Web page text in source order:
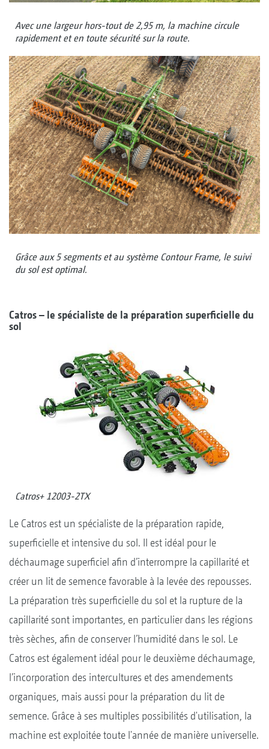
Avec une largeur hors-tout de 2,95 m, la machine circule
rapidement et en toute sécurité sur la route.
Grâce aux 5 segments et au système Contour Frame, le suivi
du sol est optimal.
Catros – le spécialiste de la préparation superficielle du
sol
Catros+ 12003-2TX
Le Catros est un spécialiste de la préparation rapide,
superficielle et intensive du sol. Il est idéal pour le
déchaumage superficiel afin d’interrompre la capillarité et
créer un lit de semence favorable à la levée des repousses.
La préparation très superficielle du sol et la rupture de la
capillarité sont importantes, en particulier dans les régions
très sèches, afin de conserver l’humidité dans le sol. Le
Catros est également idéal pour le deuxième déchaumage,
l’incorporation des intercultures et des amendements
organiques, mais aussi pour la préparation du lit de
semence. Grâce à ses multiples possibilités d'utilisation, la
machine est exploitée toute l'année de manière universelle.